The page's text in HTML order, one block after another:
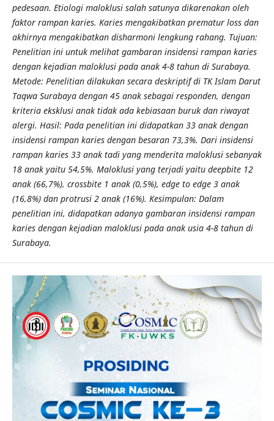
pedesaan. Etiologi maloklusi salah satunya dikarenakan oleh
faktor rampan karies. Karies mengakibatkan prematur loss dan
akhirnya mengakibatkan disharmoni lengkung rahang. Tujuan:
Penelitian ini untuk melihat gambaran insidensi rampan karies
dengan kejadian maloklusi pada anak 4-8 tahun di Surabaya.
Metode: Penelitian dilakukan secara deskriptif di TK Islam Darut
Taqwa Surabaya dengan 45 anak sebagai responden, dengan
kriteria eksklusi anak tidak ada kebiasaan buruk dan riwayat
alergi. Hasil: Pada penelitian ini didapatkan 33 anak dengan
insidensi rampan karies dengan besaran 73,3%. Dari insidensi
rampan karies 33 anak tadi yang menderita maloklusi sebanyak
18 anak yaitu 54,5%. Maloklusi yang terjadi yaitu deepbite 12
anak (66,7%), crossbite 1 anak (0,5%), edge to edge 3 anak
(16,8%) dan protrusi 2 anak (16%). Kesimpulan: Dalam
penelitian ini, didapatkan adanya gambaran insidensi rampan
karies dengan kejadian maloklusi pada anak usia 4-8 tahun di
Surabaya.